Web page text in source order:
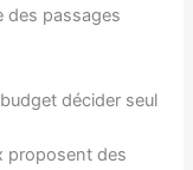
des passages
décider seul
proposent des